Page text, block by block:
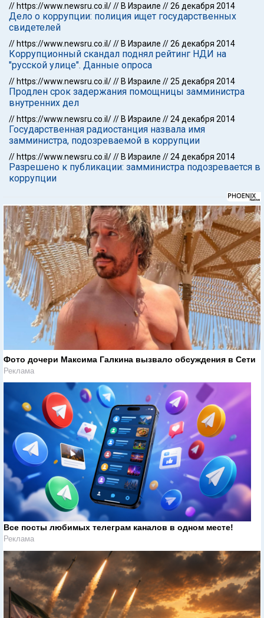
// https://www.newsru.co.il/// В Израиле //26 декабря 2014
Дело о коррупции: полиция ищет государственных
свидетелей
// https://www.newsru.co.il/// В Израиле //26 декабря 2014
Коррупционный скандал поднял рейтинг НДИ на
"русской улице". Данные опроса
// https://www.newsru.co.il/// В Израиле //25 декабря 2014
Продлен срок задержания помощницы замминистра
внутренних дел
// https://www.newsru.co.il/// В Израиле //24 декабря 2014
Государственная радиостанция назвала имя
замминистра, подозреваемой в коррупции
// https://www.newsru.co.il/// В Израиле //24 декабря 2014
Разрешено к публикации: замминистра подозревается в
коррупции
Фото дочери Максима Галкина вызвало обсуждения в Сети
Реклама
Все посты любимых телеграм каналов в одном месте!
Реклама